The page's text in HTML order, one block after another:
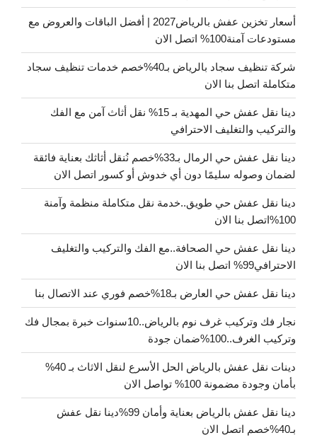
أسعار تخزين عفش بالرياض2027 | أفضل الباقات والعروض مع
مستودعات آمنة100% اتصل الان
شركة تنظيف سجاد بالرياض بـ40%خصم خدمات تنظيف سجاد
متكاملة اتصل بنا الان
دينا نقل عفش حي المهدية بـ 15% نقل أثاث آمن مع الفك
والتركيب والتغليف الاحترافي
دينا نقل عفش حي الرمال بـ33%خصم نُنقل أثاثك بعناية فائقة
لضمان وصوله سليمًا دون أي خدوش أو كسور اتصل الان
دينا نقل عفش حي طويق..خدمة نقل متكاملة منظمة وآمنة
100%اتصل بنا الان
دينا نقل عفش حي الصحافة..مع الفك والتركيب والتغليف
الاحترافي99% اتصل بنا الان
دينا نقل عفش حي العارض بـ18%خصم فوري عند الاتصال بنا
نجار فك وتركيب غرف نوم بالرياض..10سنوات خبرة بمجال فك
وتركيب الغرف..100%ضمان جودة
دينات نقل عفش بالرياض الحل الأسرع لنقل الاثاث بـ 40%
بأمان وجودة مضمونة 100% تواصل الان
دينا نقل عفش بالرياض بعناية وأمان 99%دينا نقل عفش
بـ40%خصم اتصل الان